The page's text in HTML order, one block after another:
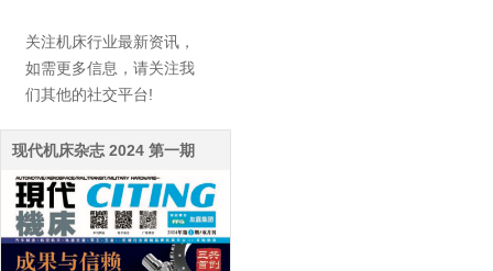
关注机床行业最新资讯，
如需更多信息，请关注我
们其他的社交平台!
现代机床杂志 2024 第一期